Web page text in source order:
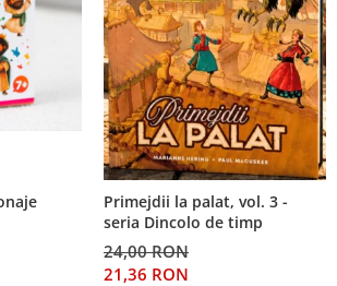
Primejdii la palat, vol. 3 -
seria Dincolo de timp
24,00 RON
21,36 RON